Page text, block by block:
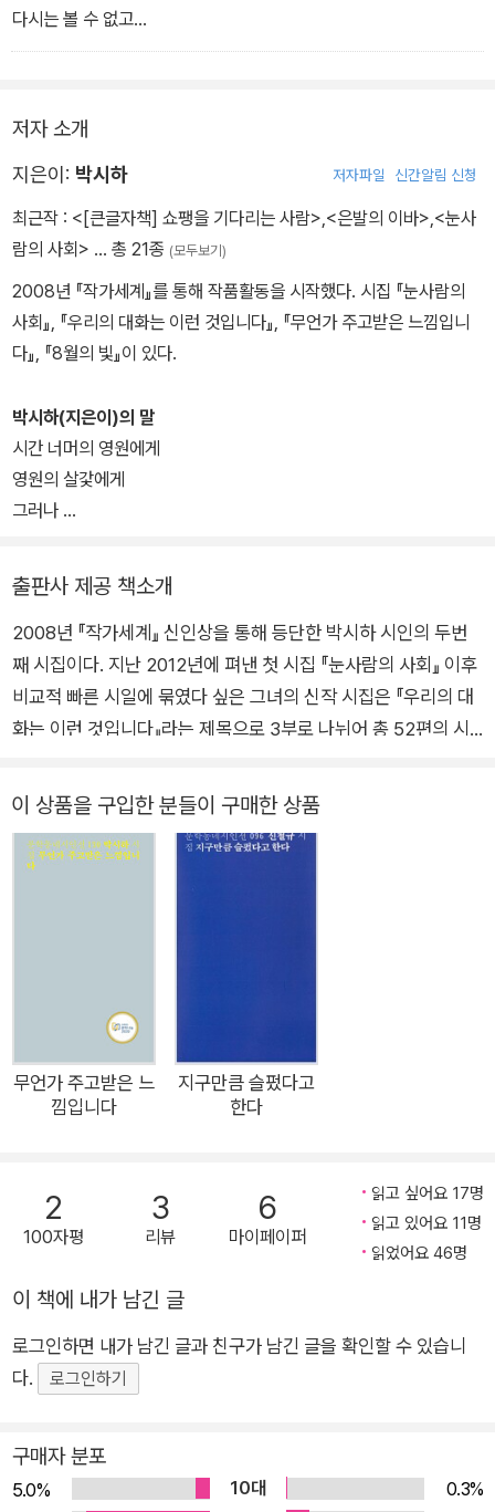
답장을 보내는 대신
슬픔을 믿을 수는 있었지만
먼 강변에 있는 사람에게 입술을 떼어 보냈다
입술이 얼마 남지도 않았는데
유리병은 너무 뜨거웠다
-「일요일」 전문
다시는 볼 수 없고
기억할 수도 없는
단 한 번의 꿈으로
이상한 희망을 가진 것입니다
반투명한 사실에 대한
그 여름에 세계는
저녁의 거울처럼 두렵고
훌륭한 죽음이 되어갔습니다
저자 소개
지은이: 박시하 저자파일 신간알림 신청
최근작 : <[큰글자책] 쇼팽을 기다리는 사람> <은발의 이바> <눈사
람의 사회> … 총 21종 (모두보기)
2008년 『작가세계』를 통해 작품활동을 시작했다. 시집 『눈사람의
사회』, 『우리의 대화는 이런 것입니다』, 『무언가 주고받은 느낌입니
다』, 『8월의 빛』이 있다.
박시하(지은이)의 말
시간 너머의 영원에게
영원의 살갗에게
그러나
시간에 스민 슬픔에게
아빠에게
이 시집을 드린다.
2015년 겨울
출판사 제공 책소개
2008년 『작가세계』 신인상을 통해 등단한 박시하 시인의 두번
째 시집이다. 지난 2012년에 펴낸 첫 시집 『눈사람의 사회』 이후
비교적 빠른 시일에 묶였다 싶은 그녀의 신작 시집은 『우리의 대
화는 이런 것입니다』라는 제목으로 3부로 나뉘어 총 52편의 시
한 바둑판을 사이에 둔 너와 나, 다시 말해 삶과 죽음의 표방으로
답하는 과정이라 말할 수도 있겠다. 그래서인지 고함보다는 침묵
가운데 으뜸인데 도통 엄살을 모르고 도통 수다를 모르는 그녀의
시에서 우리가 발견하는 건 가볍고 무심한 깃털 한 개다. 그러나
그 가뿐한 무게가 내 호주머니 속에 들어오는 사이 우리는 각자의
시심 안에서 크게 부푸는 새의 한살이를 스스로 겪어내는 경험을
이 상품을 구입한 분들이 구매한 상품
무언가 주고받은 느
낌입니다
지구만큼 슬펐다고
한다
2
100자평
3
리뷰
6
마이페이퍼
읽고 싶어요 17명
읽고 있어요 11명
읽었어요 46명
이 책에 내가 남긴 글
로그인하면 내가 남긴 글과 친구가 남긴 글을 확인할 수 있습니
다.
로그인하기
구매자 분포
5.0% 10대
0.3%